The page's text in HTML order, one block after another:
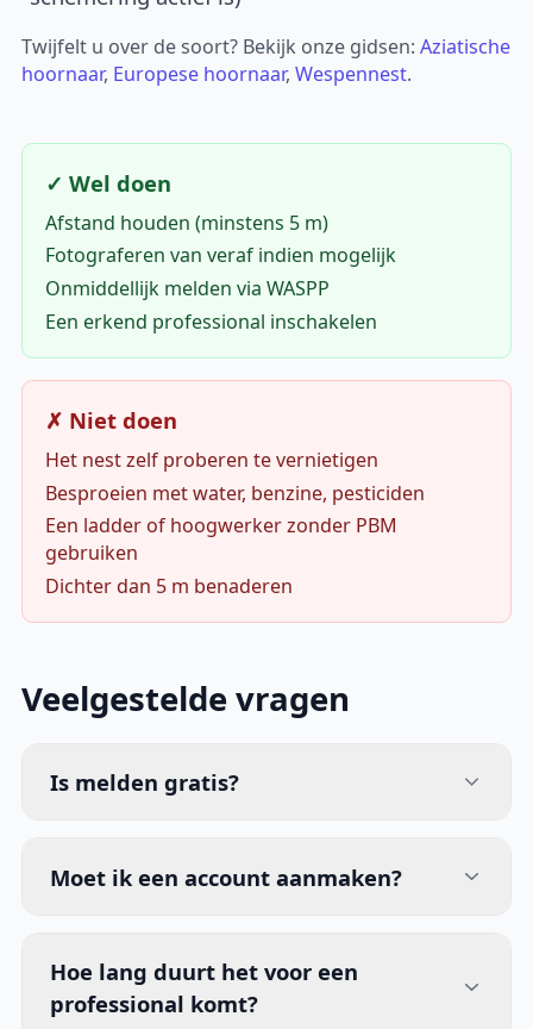
Twijfelt u over de soort? Bekijk onze gidsen:Aziatische
hoornaar, Europese hoornaar,Wespennest.
✓ Wel doen
Afstand houden (minstens 5 m)
Fotograferen van veraf indien mogelijk
Onmiddellijk melden via WASPP
Een erkend professional inschakelen
✗ Niet doen
Het nest zelf proberen te vernietigen
Besproeien met water, benzine, pesticiden
Een ladder of hoogwerker zonder PBM
gebruiken
Dichter dan 5 m benaderen
Veelgestelde vragen
Is melden gratis?
Moet ik een account aanmaken?
Hoe lang duurt het voor een
professional komt?